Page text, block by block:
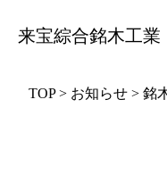
来宝綜合銘木工業
TOP> お知らせ > 銘